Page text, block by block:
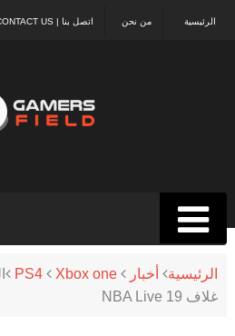
اتصل بنا | CONTACT US من نحن الرئيسية
الرئيسية أخبار PS4 Xbox one
غلاف NBA Live 19